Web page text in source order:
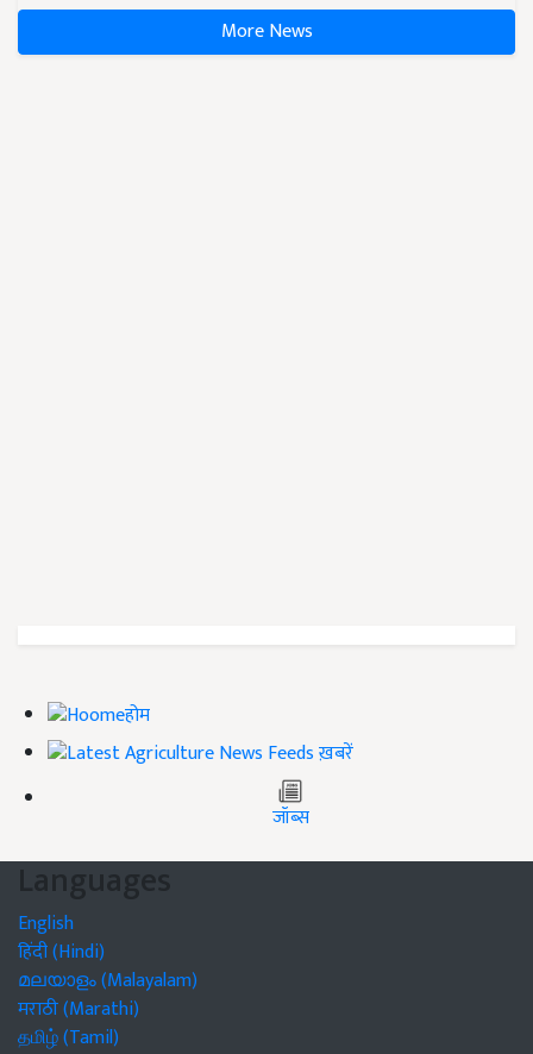
More News
होम
ख़बरें
जॉब्स
Languages
English
हिंदी (Hindi)
മലയാളം (Malayalam)
मराठी (Marathi)
தமிழ் (Tamil)